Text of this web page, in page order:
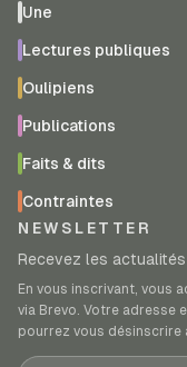
Une
Lectures publiques
Oulipiens
Publications
Faits & dits
Contraintes
NEWSLETTER
Recevez les actualités
En vous inscrivant, vous
via Brevo. Votre adresse
pourrez vous désinscrire